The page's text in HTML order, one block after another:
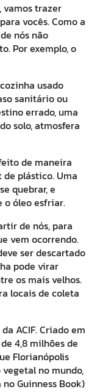
vamos trazer
vocês. Como a
nós não
Por exemplo, o
usado
sanitário ou
errado, uma
solo, atmosfera
de maneira
plástico. Uma
quebrar, e
o óleo esfriar.
de nós, para
vem ocorrendo.
ser descartado
pode virar
os mais velhos.
locais de coleta
ACIF. Criado em
4,8 milhões de
Florianópolis
no mundo,
Guinness Book)